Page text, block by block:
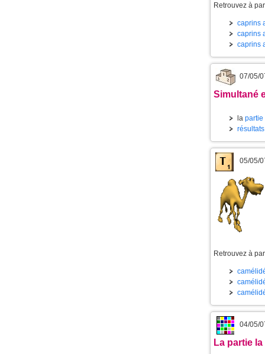
Retrouvez à
caprins
caprins
caprins
07/05/
Simultané
la partie
05/05/
Retrouvez à
04/05/
La partie